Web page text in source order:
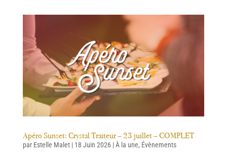
Apéro Sunset: Crystal Traiteur – 23 juillet – COMPLET
par Estelle Malet| 18 Juin 2026|À la une, Évènements